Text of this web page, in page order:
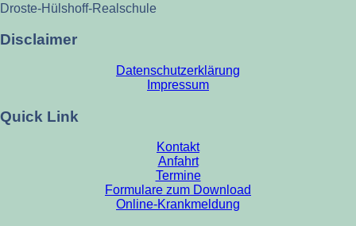
Droste-Hülshoff-Realschule
Disclaimer
Datenschutzerklärung
Impressum
Quick Link
Kontakt
Anfahrt
Termine
Formulare zum Download
Online-Krankmeldung